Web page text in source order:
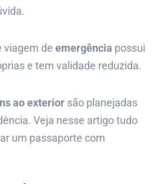
viagem de emergência possui
e tem validade reduzida.
ao exterior são planejadas
Veja nesse artigo tudo
um passaporte com